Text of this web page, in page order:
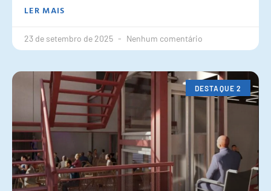
LER MAIS
23 de setembro de 2025 Nenhum comentário
DESTAQUE 2